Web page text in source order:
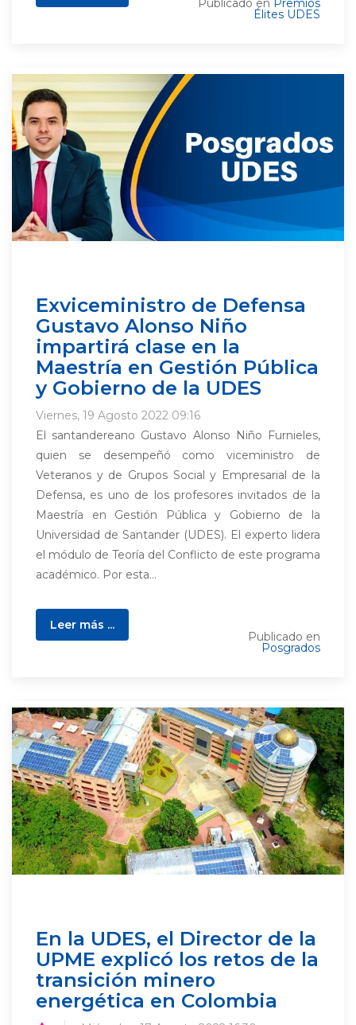
Publicado en Premios
Élites UDES
Exviceministro de Defensa
Gustavo Alonso Niño
impartirá clase en la
Maestría en Gestión Pública
y Gobierno de la UDES
Viernes, 19 Agosto 2022 09:16
El santandereano Gustavo Alonso Niño Furnieles,
quien se desempeñó como viceministro de
Veteranos y de Grupos Social y Empresarial de la
Defensa, es uno de los profesores invitados de la
Maestría en Gestión Pública y Gobierno de la
Universidad de Santander (UDES). El experto lidera
el módulo de Teoría del Conflicto de este programa
académico. Por esta...
Leer más ...
Publicado en
Posgrados
En la UDES, el Director de la
UPME explicó los retos de la
transición minero
energética en Colombia